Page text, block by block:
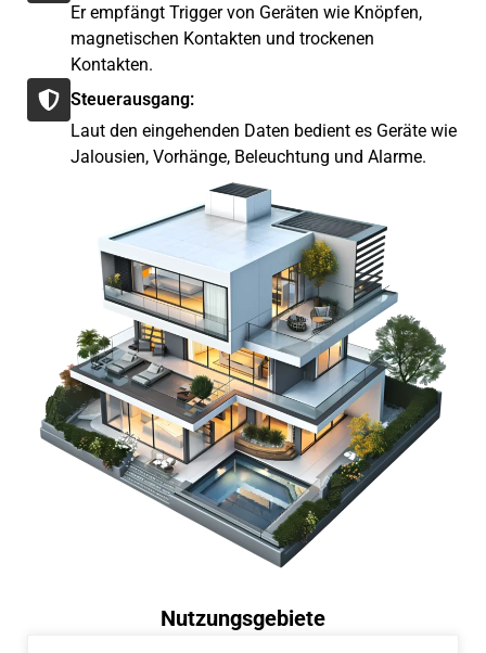
Er empfängt Trigger von Geräten wie Knöpfen,
magnetischen Kontakten und trockenen
Kontakten.
Steuerausgang:
Laut den eingehenden Daten bedient es Geräte wie
Jalousien, Vorhänge, Beleuchtung und Alarme.
Nutzungsgebiete